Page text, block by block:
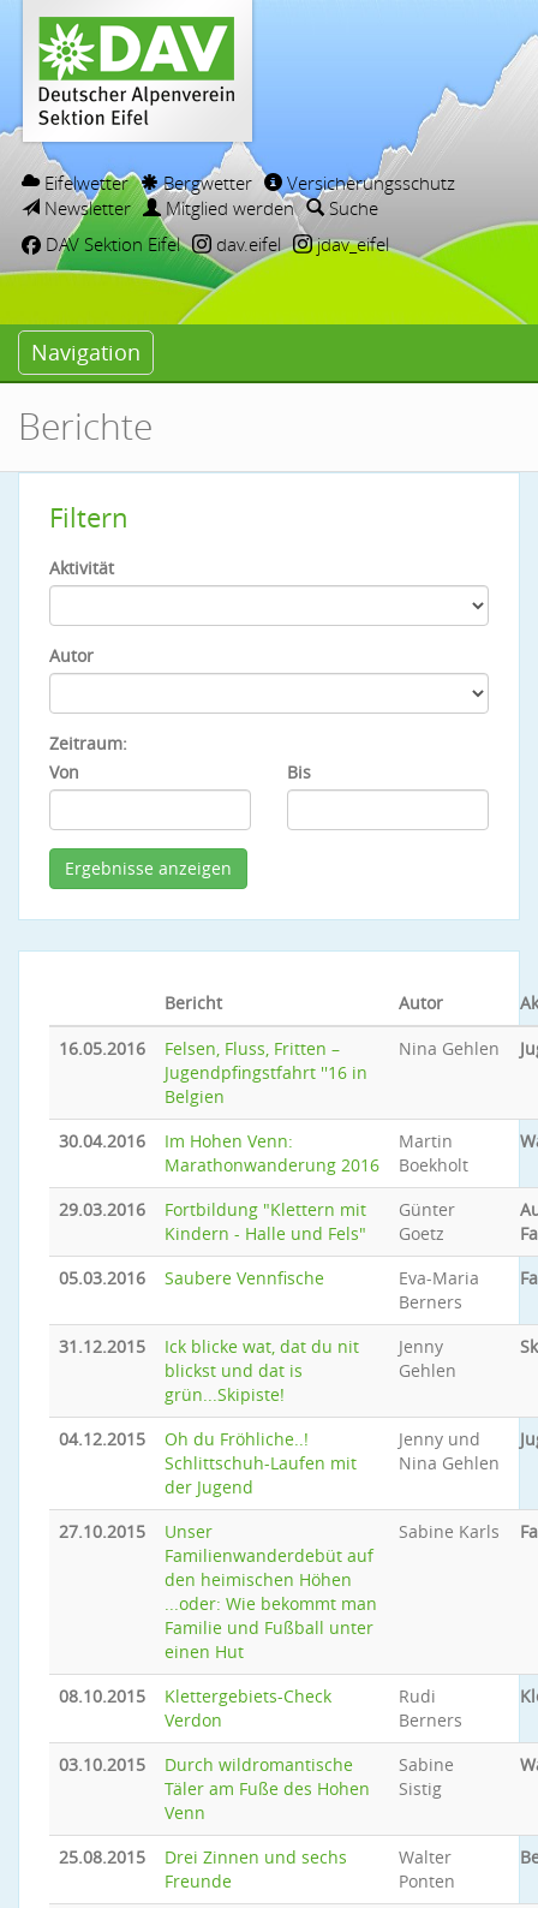
Eifelwetter Bergwetter
Versicherungsschutz
Newsletter
Mitglied werden
Suche
DAV Sektion Eifel
dav.eifel jdav_eifel
Navigation
Berichte
Filtern
Aktivität
Autor
Zeitraum:
Von
Bis
Bericht Autor
16.05.2016
Felsen, Fluss, Fritten –
Jugendpfingstfahrt ''16 in
Belgien
Nina Gehlen
30.04.2016
Im Hohen Venn:
Marathonwanderung 2016
Martin
Boekholt
29.03.2016
Fortbildung "Klettern mit
Kindern - Halle und Fels"
Günter
Goetz
05.03.2016
Saubere Vennfische
Eva-Maria
Berners
31.12.2015
Ick blicke wat, dat du nit
blickst und dat is
grün...Skipiste!
Jenny
Gehlen
04.12.2015
Oh du Fröhliche..!
Schlittschuh-Laufen mit
der Jugend
Jenny und
Nina Gehlen
27.10.2015
Unser
Familienwanderdebüt auf
den heimischen Höhen
...oder: Wie bekommt man
Familie und Fußball unter
einen Hut
Sabine Karls
08.10.2015
Klettergebiets-Check
Verdon
Rudi
Berners
03.10.2015
Durch wildromantische
Täler am Fuße des Hohen
Venn
Sabine
Sistig
25.08.2015
Drei Zinnen und sechs
Freunde
Walter
Ponten